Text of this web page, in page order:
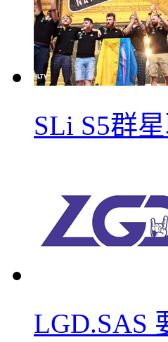
SLi S5群
LGD.SAS